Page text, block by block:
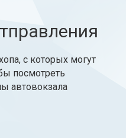
с которых могут
посмотреть
автовокзала